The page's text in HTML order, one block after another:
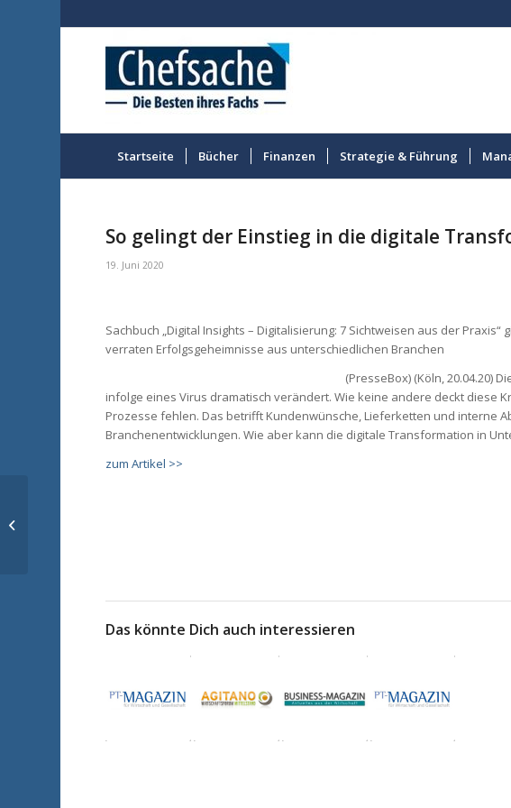
Startseite Bücher Finanzen Strategie & Führung
So gelingt der Einstieg in die digitale
19. Juni 2020
Sachbuch „Digital Insights – Digitalisierung: 7 Sichtweisen aus der
verraten Erfolgsgeheimnisse aus unterschiedlichen Branchen
(PresseBox) (Köln, 20.04.20)
infolge eines Virus dramatisch verändert. Wie keine andere deckt diese
Prozesse fehlen. Das betrifft Kundenwünsche, Lieferketten und interne
Branchenentwicklungen. Wie aber kann die digitale Transformation in
zum Artikel >>
Das könnte Dich auch interessieren